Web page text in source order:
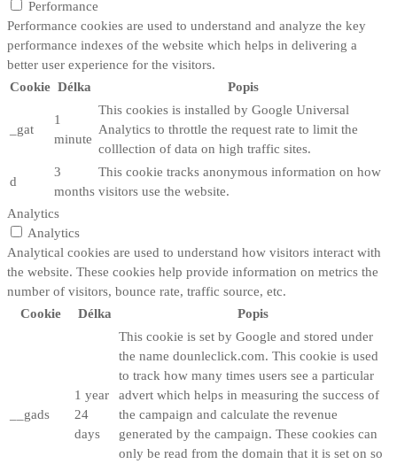
Performance
Performance cookies are used to understand and analyze the key
performance indexes of the website which helps in delivering a
better user experience for the visitors.
Cookie Délka Popis
_gat
1
minute
This cookies is installed by Google Universal
Analytics to throttle the request rate to limit the
colllection of data on high traffic sites.
d
3
months
This cookie tracks anonymous information on how
visitors use the website.
Analytics
Analytics
Analytical cookies are used to understand how visitors interact with
the website. These cookies help provide information on metrics the
number of visitors, bounce rate, traffic source, etc.
Cookie
Délka Popis
__gads
1 year
24
days
This cookie is set by Google and stored under
the name dounleclick.com. This cookie is used
to track how many times users see a particular
advert which helps in measuring the success of
the campaign and calculate the revenue
generated by the campaign. These cookies can
only be read from the domain that it is set on so